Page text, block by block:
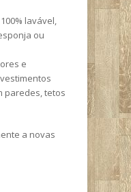
lavável,
ou
e
paredes, tetos
a novas